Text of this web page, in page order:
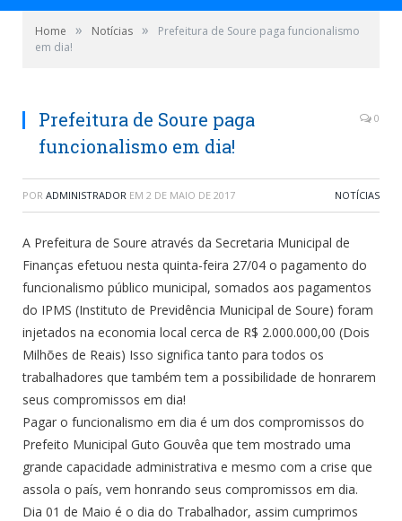
Home » Notícias »
Prefeitura de Soure paga funcionalismo
em dia!
Prefeitura de Soure paga
funcionalismo em dia!
0
POR ADMINISTRADOR EM 2 DE MAIO DE 2017 NOTÍCIAS
A Prefeitura de Soure através da Secretaria Municipal de
Finanças efetuou nesta quinta-feira 27/04 o pagamento do
funcionalismo público municipal, somados aos pagamentos
do IPMS (Instituto de Previdência Municipal de Soure) foram
injetados na economia local cerca de R$ 2.000.000,00 (Dois
Milhões de Reais) Isso significa tanto para todos os
trabalhadores que também tem a possibilidade de honrarem
seus compromissos em dia!
Pagar o funcionalismo em dia é um dos compromissos do
Prefeito Municipal Guto Gouvêa que tem mostrado uma
grande capacidade administrativa e mesmo com a crise que
assola o país, vem honrando seus compromissos em dia.
Dia 01 de Maio é o dia do Trabalhador, assim cumprimos